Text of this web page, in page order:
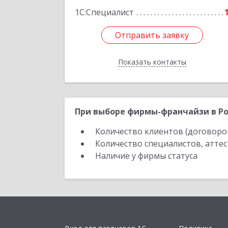
1С:Специалист
1
Отправить заявку
Показать контакты
Отправить заявку
Назад
При выборе фирмы-франчайзи в
Количество клиентов
Количество специалистов,
Наличие у фирмы статуса